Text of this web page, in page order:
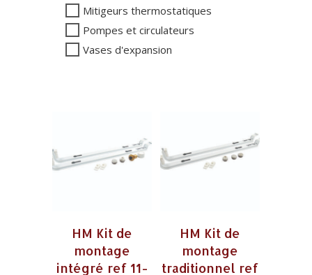
Mitigeurs thermostatiques
Pompes et circulateurs
Vases d'expansion
HM Kit de
montage
intégré ref 11-
HM Kit de
montage
traditionnel ref